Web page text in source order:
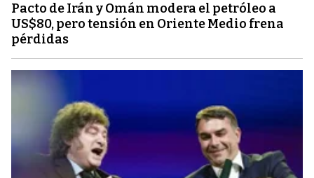
Pacto de Irán y Omán modera el petróleo a
US$80, pero tensión en Oriente Medio frena
pérdidas